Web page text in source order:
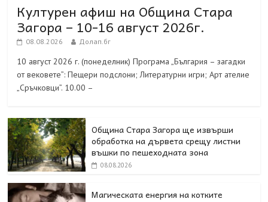
Културен афиш на Община Стара
Загора – 10-16 август 2026г.
08.08.2026 Долап.бг
10 август 2026 г. (понеделник) Програма „България – загадки
от вековете”: Пещери подслони; Литературни игри; Арт ателие
„Сръчковци”. 10.00 –
Община Стара Загора ще извърши
обработка на дървета срещу листни
въшки по пешеходната зона
08.08.2026
Магическата енергия на котките